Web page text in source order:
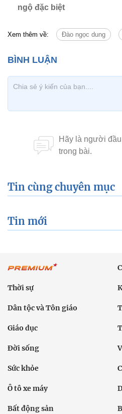
ngộ đặc biệt
Xem thêm về: Đào ngọc dung
Tin cùng chuyên mục
Tin mới
Thời sự
Dân tộc và Tôn giáo
Giáo dục
Đời sống
Sức khỏe
Ô tô xe máy
Bất động sản